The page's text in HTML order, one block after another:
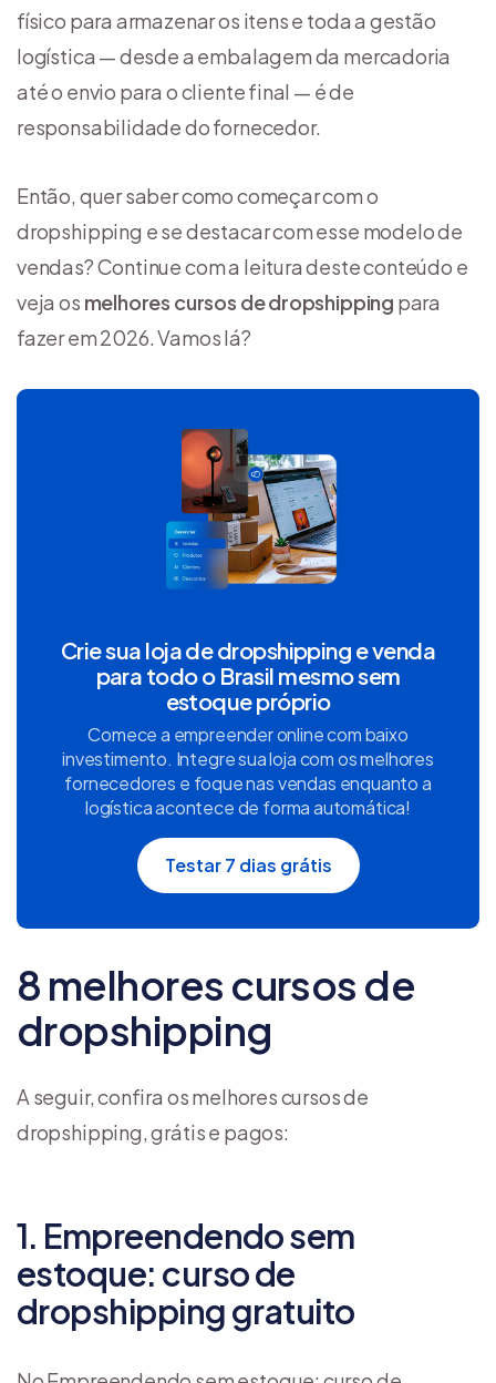
físico para armazenar os itens e toda a gestão
logística — desde a embalagem da mercadoria
até o envio para o cliente final — é de
responsabilidade do fornecedor.
Então, quer saber como começar com o
dropshipping e se destacar com esse modelo de
vendas? Continue com a leitura deste conteúdo e
veja os melhores cursos de dropshipping para
fazer em 2026. Vamos lá?
Crie sua loja de dropshipping e venda
para todo o Brasil mesmo sem
estoque próprio
Comece a empreender online com baixo
investimento. Integre sua loja com os melhores
fornecedores e foque nas vendas enquanto a
logística acontece de forma automática!
Testar 7 dias grátis
8 melhores cursos de
dropshipping
A seguir, confira os melhores cursos de
dropshipping, grátis e pagos:
1. Empreendendo sem
estoque: curso de
dropshipping gratuito